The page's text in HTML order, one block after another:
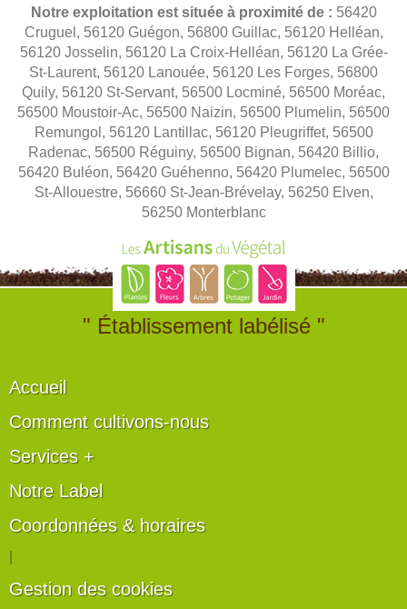
Notre exploitation est située à proximité de : 56420
Cruguel, 56120 Guégon, 56800 Guillac, 56120 Helléan,
56120 Josselin, 56120 La Croix-Helléan, 56120 La Grée-
St-Laurent, 56120 Lanouée, 56120 Les Forges, 56800
Quily, 56120 St-Servant, 56500 Locminé, 56500 Moréac,
56500 Moustoir-Ac, 56500 Naizin, 56500 Plumelin, 56500
Remungol, 56120 Lantillac, 56120 Pleugriffet, 56500
Radenac, 56500 Réguiny, 56500 Bignan, 56420 Billio,
56420 Buléon, 56420 Guéhenno, 56420 Plumelec, 56500
St-Allouestre, 56660 St-Jean-Brévelay, 56250 Elven,
56250 Monterblanc
" Établissement labélisé "
Accueil
Comment cultivons-nous
Services +
Notre Label
Coordonnées & horaires
Gestion des cookies